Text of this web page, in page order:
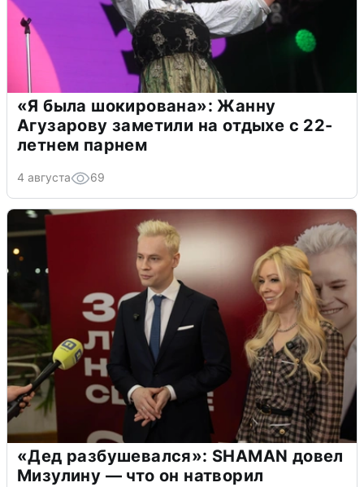
«Я была шокирована»: Жанну
Агузарову заметили на отдыхе с 22-
летнем парнем
4 августа 69
«Дед разбушевался»: SHAMAN довел
Мизулину — что он натворил